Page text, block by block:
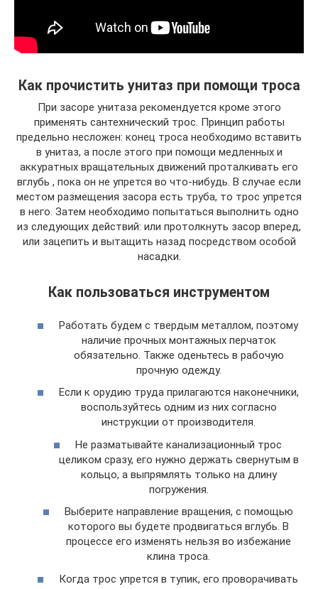
Как прочистить унитаз при помощи троса
При засоре унитаза рекомендуется кроме этого
применять сантехнический трос. Принцип работы
предельно несложен: конец троса необходимо вставить
в унитаз, а после этого при помощи медленных и
аккуратных вращательных движений проталкивать его
вглубь , пока он не упрется во что-нибудь. В случае если
местом размещения засора есть труба, то трос упрется
в него. Затем необходимо попытаться выполнить одно
из следующих действий: или протолкнуть засор вперед,
или зацепить и вытащить назад посредством особой
насадки.
Как пользоваться инструментом
Работать будем с твердым металлом, поэтому
наличие прочных монтажных перчаток
обязательно. Также оденьтесь в рабочую
прочную одежду.
Если к орудию труда прилагаются наконечники,
воспользуйтесь одним из них согласно
инструкции от производителя.
Не разматывайте канализационный трос
целиком сразу, его нужно держать свернутым в
кольцо, а выпрямлять только на длину
погружения.
Выберите направление вращения, с помощью
которого вы будете продвигаться вглубь. В
процессе его изменять нельзя во избежание
клина троса.
Когда трос упрется в тупик, его проворачивать